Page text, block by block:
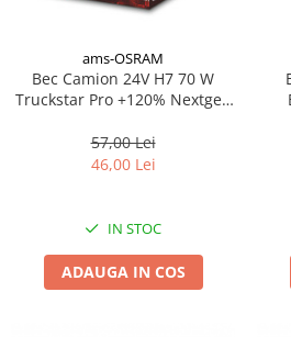
ams-OSRAM
Bec Camion 24V H7 70 W
Truckstar Pro +120% Nextgen
57,00 Lei
46,00 Lei
IN STOC
ADAUGA IN COS